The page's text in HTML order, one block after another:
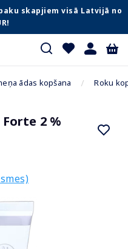
paku skapjiem visā Latvijā no
ādas kopšana Roku
2 %